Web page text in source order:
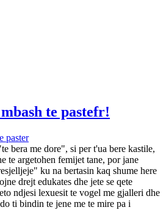
te pastefr!
bera me dore", si per t'ua bere kastile,
te argetohen femijet tane, por jane
ku na bertasin kaq shume here
drejt edukates dhe jete se qete
ndjesi lexuesit te vogel me gjalleri dhe
ti bindin te jene me te mire pa i